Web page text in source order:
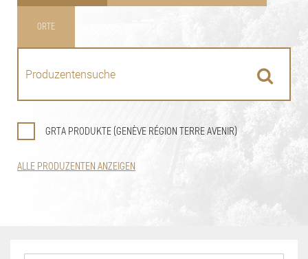
ORTE
GRTA PRODUKTE (GENÈVE RÉGION TERRE AVENIR)
ALLE PRODUZENTEN ANZEIGEN